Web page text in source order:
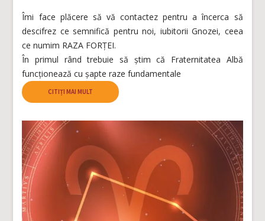
Îmi face plăcere să vă contactez pentru a încerca să
descifrez ce semnifică pentru noi, iubitorii Gnozei, ceea
ce numim RAZA FORȚEI.
În primul rând trebuie să știm că Fraternitatea Albă
funcționează cu șapte raze fundamentale
CITIȚI MAI MULT